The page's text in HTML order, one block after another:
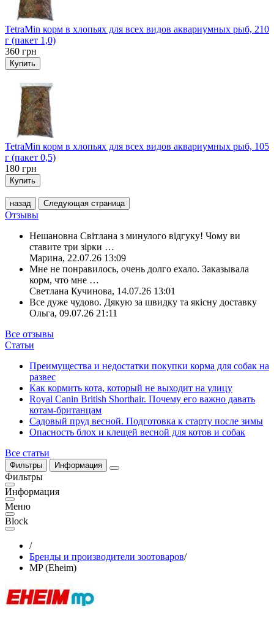
TetraMin корм в хлопьях для всех видов аквариумных рыб, 210
г (пакет 1,0)
360 грн
Купить
TetraMin корм в хлопьях для всех видов аквариумных рыб, 105
г (пакет 0,5)
180 грн
Купить
назад Следующая страница
Отзывы
Нешановна Світлана з минулого відгуку! Чому ви
ставите три зірки …
Марина, 22.07.26 13:09
Мне не понравилось, очень долго ехало. Заказывала
корм, что мне …
Светлана Кучинова, 14.07.26 13:01
Все дуже чудово. Дякую за швидку та якісну доставку
Ольга, 09.07.26 21:11
Все отзывы
Статьи
Преимущества и недостатки покупки корма для собак на
развес
Как кормить кота, который не выходит на улицу
Royal Canin British Shorthair. Почему его важно давать
котам-британцам
Садовый пруд весной. Подготовка к старту после зимы
Опасность блох и клещей весной для котов и собак
Все статьи
Фильтры Информация
Фильтры
Информация
Меню
Block
/
Бренды и производители зоотоваров/
MP (Eheim)